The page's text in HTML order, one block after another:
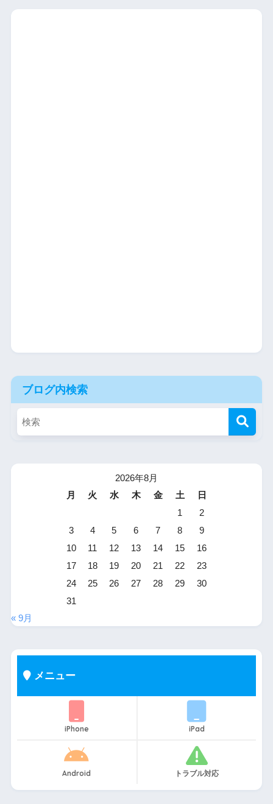
ブログ内検索
2026年8月
月
火 水 木 金 土
日
1
2
3
4 5 6 7 8
9
10
11 12 13 14 15
16
17
18 19 20 21 22
23
24
25 26 27 28 29
30
31
« 9月
メニュー
iPhone iPad
Android トラブル対応